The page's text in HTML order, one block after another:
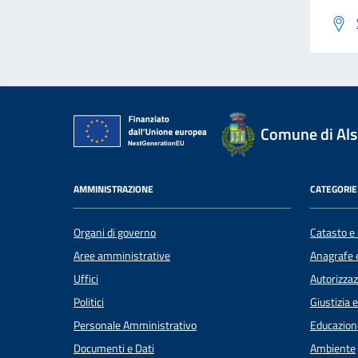
Comune di
AMMINISTRAZIONE
Organi di governo
Aree amministrative
Uffici
Politici
Personale Amministrativo
Documenti e Dati
Catasto
Anagrafe
Giustizia
Ambiente